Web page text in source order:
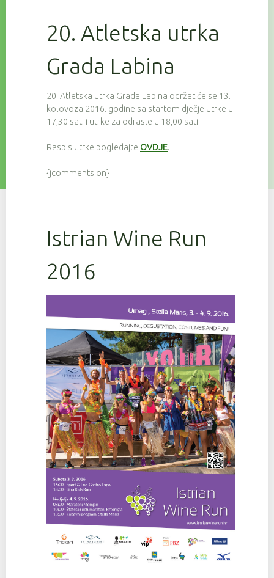
20. Atletska utrka
Grada Labina
20. Atletska utrka Grada Labina održat će se 13.
kolovoza 2016. godine sa startom dječje utrke u
17,30 sati i utrke za odrasle u 18,00 sati.
Raspis utrke pogledajte OVDJE.
{jcomments on}
Istrian Wine Run
2016